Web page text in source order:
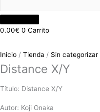
0.00€ 0 Carrito
Inicio / Tienda / Sin categorizar
Distance X/Y
Título: Distance X/Y
Autor: Koji Onaka